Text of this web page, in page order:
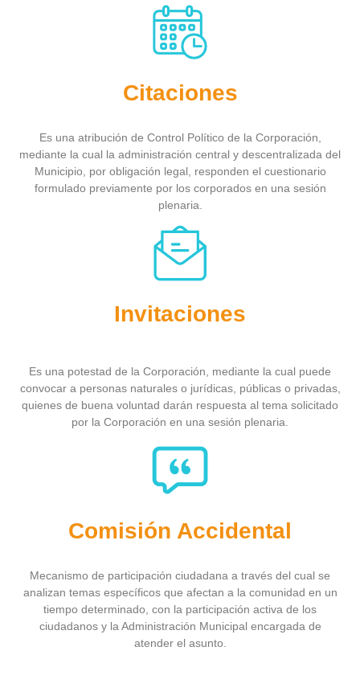
Citaciones
Es una atribución de Control Político de la Corporación,
mediante la cual la administración central y descentralizada del
Municipio, por obligación legal, responden el cuestionario
formulado previamente por los corporados en una sesión
plenaria.
Invitaciones
Es una potestad de la Corporación, mediante la cual puede
convocar a personas naturales o jurídicas, públicas o privadas,
quienes de buena voluntad darán respuesta al tema solicitado
por la Corporación en una sesión plenaria.
Comisión Accidental
Mecanismo de participación ciudadana a través del cual se
analizan temas específicos que afectan a la comunidad en un
tiempo determinado, con la participación activa de los
ciudadanos y la Administración Municipal encargada de
atender el asunto.